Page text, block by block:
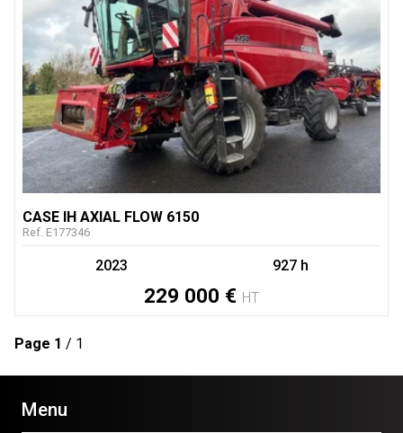
CASE IH AXIAL FLOW 6150
Ref. E177346
2023 927 h
229 000 € HT
Page 1 / 1
Menu